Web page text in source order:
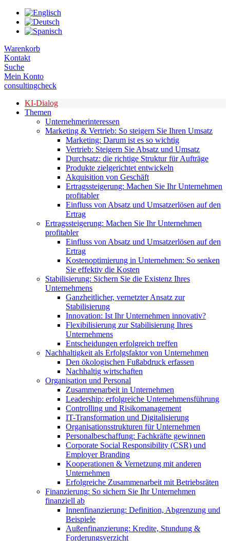
Zum
Inhalt
springen
Warenkorb
Kontakt
Suche
Mein Konto
consultingcheck
KI-Dialog
Themen
Unternehmerinteressen
Marketing & Vertrieb: So steigern Sie Ihren Umsatz
Marketing: Darum ist es so wichtig
Vertrieb: Steigern Sie Absatz und Umsatz
Durchsatz: die richtige Struktur für Aufträge
Produkte zielgerichtet entwickeln
Akquisition von Geschäft
Ertragssteigerung: Machen Sie Ihr Unternehmen
profitabler
Einfluss von Absatz und Umsatzerlösen auf den
Ertrag
Ertragssteigerung: Machen Sie Ihr Unternehmen
profitabler
Einfluss von Absatz und Umsatzerlösen auf den
Ertrag
Kostenoptimierung in Unternehmen: So senken
Sie effektiv die Kosten
Stabilisierung: Sichern Sie die Existenz Ihres
Unternehmens
Ganzheitlicher, vernetzter Ansatz zur
Stabilisierung
Innovation: Ist Ihr Unternehmen innovativ?
Flexibilisierung zur Stabilisierung Ihres
Unternehmens
Entscheidungen erfolgreich treffen
Nachhaltigkeit als Erfolgsfaktor von Unternehmen
Den ökologischen Fußabdruck erfassen
Nachhaltig wirtschaften
Organisation und Personal
Zusammenarbeit in Unternehmen
Leadership: erfolgreiche Unternehmensführung
Controlling und Risikomanagement
IT-Transformation und Digitalisierung
Organisationsstrukturen für Unternehmen
Personalbeschaffung: Fachkräfte gewinnen
Corporate Social Responsibility (CSR) und
Employer Branding
Kooperationen & Vernetzung mit anderen
Unternehmen
Erfolgreiche Zusammenarbeit mit Betriebsräten
Finanzierung: So sichern Sie Ihr Unternehmen
finanziell ab
Innenfinanzierung: Definition, Abgrenzung und
Beispiele
Außenfinanzierung: Kredite, Stundung &
Forderungsverzicht